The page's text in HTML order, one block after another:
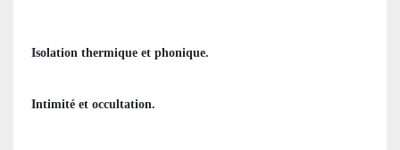
Isolation thermique et phonique.
Intimité et occultation.